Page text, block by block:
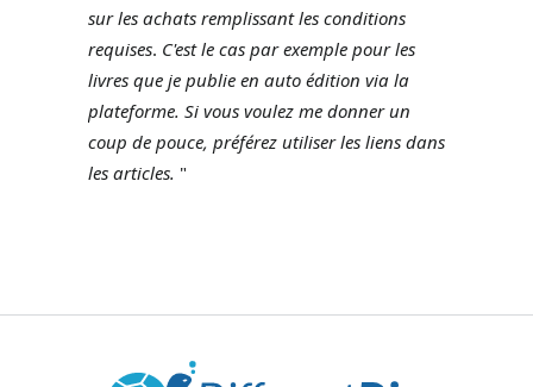
sur les achats remplissant les conditions
requises. C'est le cas par exemple pour les
livres que je publie en auto édition via la
plateforme. Si vous voulez me donner un
coup de pouce, préférez utiliser les liens dans
les articles. "